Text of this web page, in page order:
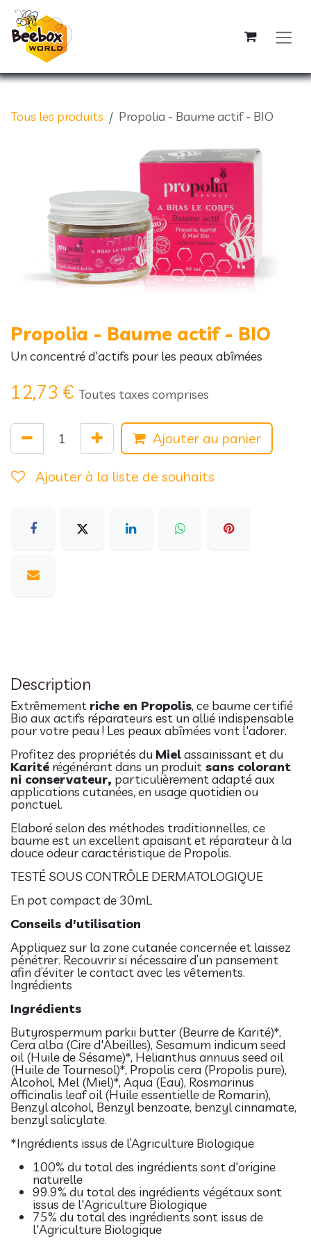
Se rendre au contenu
Tous les produits Propolia - Baume actif - BIO
Propolia - Baume actif - BIO
Un concentré d'actifs pour les peaux abîmées
12,73 € Toutes taxes comprises
Ajouter au panier
Ajouter à la liste de souhaits
Description
Extrêmement riche en Propolis, ce baume certifié
Bio aux actifs réparateurs est un allié indispensable
pour votre peau ! Les peaux abîmées vont l'adorer.
Profitez des propriétés du Mielassainissant et du
Karité régénérant dans un produit sans colorant
ni conservateur, particulièrement adapté aux
applications cutanées, en usage quotidien ou
ponctuel.
Elaboré selon des méthodes traditionnelles, ce
baume est un excellent apaisant et réparateur à la
douce odeur caractéristique de Propolis.
TESTÉ SOUS CONTRÔLE DERMATOLOGIQUE
En pot compact de 30mL
Conseils d'utilisation
Appliquez sur la zone cutanée concernée et laissez
pénétrer. Recouvrir si nécessaire d’un pansement
afin d’éviter le contact avec les vêtements.
Ingrédients
Ingrédients
Butyrospermum parkii butter (Beurre de Karité)*,
Cera alba (Cire d'Abeilles), Sesamum indicum seed
oil (Huile de Sésame)*, Helianthus annuus seed oil
(Huile de Tournesol)*, Propolis cera (Propolis pure),
Alcohol, Mel (Miel)*, Aqua (Eau), Rosmarinus
officinalis leaf oil (Huile essentielle de Romarin),
Benzyl alcohol, Benzyl benzoate, benzyl cinnamate,
benzyl salicylate.
*Ingrédients issus de l’Agriculture Biologique
100% du total des ingrédients sont d'origine
naturelle
99.9% du total des ingrédients végétaux sont
issus de l'Agriculture Biologique
75% du total des ingrédients sont issus de
l'Agriculture Biologique